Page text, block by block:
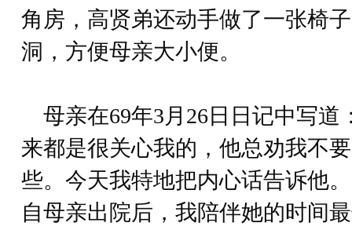
角房，高贤弟还动手做了一张椅
洞，方便母亲大小便。
母亲在69年3月26日日记中写道
来都是很关心我的，他总劝我不
些。今天我特地把内心话告诉他
自母亲出院后，我陪伴她的时间